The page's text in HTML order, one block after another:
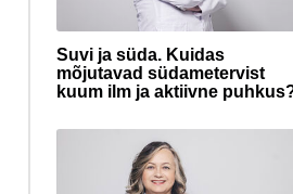
Suvi ja süda. Kuidas
mõjutavad südametervist
kuum ilm ja aktiivne